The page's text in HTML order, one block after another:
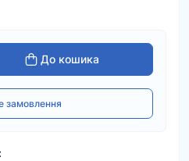
До кошика
замовлення